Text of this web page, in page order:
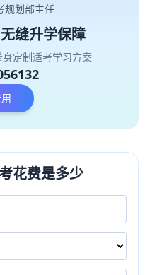
规划部主任
缝升学保障
定制适考学习方案
花费是多少